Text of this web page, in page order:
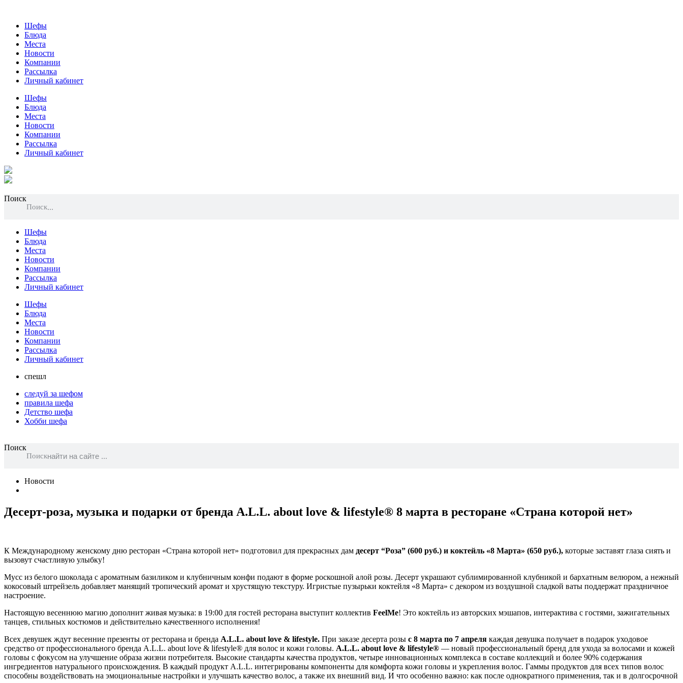
Шефы
Блюда
Места
Новости
Компании
Рассылка
Личный кабинет
Шефы
Блюда
Места
Новости
Компании
Рассылка
Личный кабинет
Поиск
Поиск
Шефы
Блюда
Места
Новости
Компании
Рассылка
Личный кабинет
Шефы
Блюда
Места
Новости
Компании
Рассылка
Личный кабинет
спешл
следуй за шефом
правила шефа
Детство шефа
Хобби шефа
Поиск
Поиск
Новости
Десерт-роза, музыка и подарки от бренда A.L.L. about love & lifestyle®️ 8 марта в ресторане «Страна которой нет»
К Международному женскому дню ресторан «Страна которой нет» подготовил для прекрасных дам десерт “Роза” (600 руб.) и коктейль «8 Марта» (650 руб.), которые заставят глаза сиять и
вызовут счастливую улыбку!
Мусс из белого шоколада с ароматным базиликом и клубничным конфи подают в форме роскошной алой розы. Десерт украшают сублимированной клубникой и бархатным велюром, а нежный
кокосовый штрейзель добавляет манящий тропический аромат и хрустящую текстуру. Игристые пузырьки коктейля «8 Марта» с декором из воздушной сладкой ваты поддержат праздничное
настроение.
Настоящую весеннюю магию дополнит живая музыка: в 19:00 для гостей ресторана выступит коллектив FeelMe! Это коктейль из авторских мэшапов, интерактива с гостями, зажигательных
танцев, стильных костюмов и действительно качественного исполнения!
Всех девушек ждут весенние презенты от ресторана и бренда A.L.L. about love & lifestyle. При заказе десерта розы с 8 марта по 7 апреля каждая девушка получает в подарок уходовое
средство от профессионального бренда A.L.L. about love & lifestyle®️ для волос и кожи головы. A.L.L. about love & lifestyle®️ — новый профессиональный бренд для ухода за волосами и кожей
головы с фокусом на улучшение образа жизни потребителя. Высокие стандарты качества продуктов, четыре инновационных комплекса в составе коллекций и более 90% содержания
ингредиентов натурального происхождения. В каждый продукт A.L.L. интегрированы компоненты для комфорта кожи головы и укрепления волос. Гаммы продуктов для всех типов волос
способны воздействовать на эмоциональные настройки и улучшать качество волос, а также их внешний вид. И что особенно важно: как после однократного применения, так и в долгосрочной